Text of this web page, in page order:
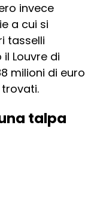
invece
a cui si
tasselli
Louvre di
milioni di euro
talpa